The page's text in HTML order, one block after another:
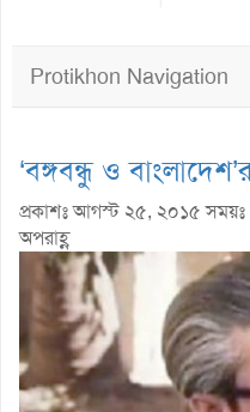
Protikhon Navigation
‘বঙ্গবন্ধু ও
প্রকাশঃ আগস্ট ২৫, ২০১৫ সময়ঃ
অপরাহ্ণ